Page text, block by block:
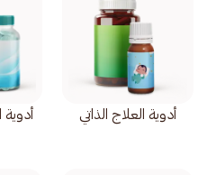
أدوية العلاج الذاتي أدوية